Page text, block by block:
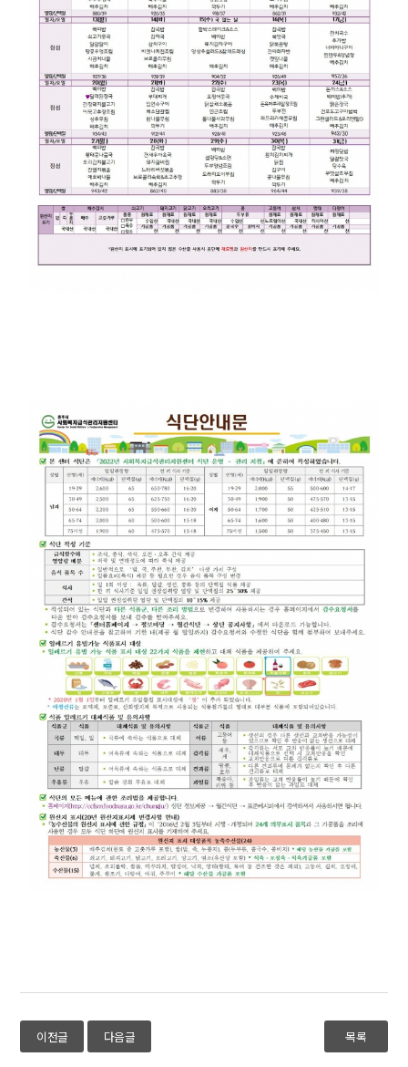
이전글 다음글 목록